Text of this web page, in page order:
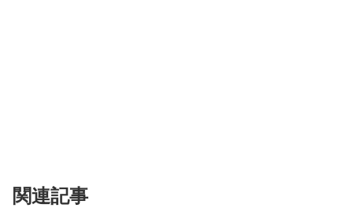
関連記事